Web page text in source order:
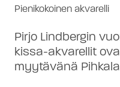
Pienikokoinen akvarelli
Pirjo Lindbergin
kissa-akvarellit
myytävänä